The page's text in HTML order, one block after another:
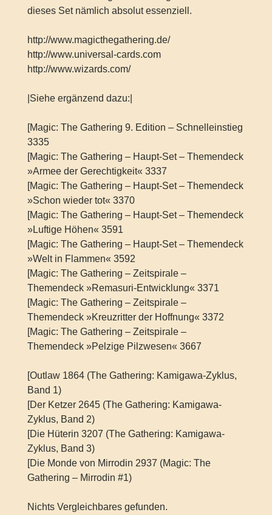
dieses Set nämlich absolut essenziell.
http://www.magicthegathering.de/
http://www.universal-cards.com
http://www.wizards.com/
|Siehe ergänzend dazu:|
[Magic: The Gathering 9. Edition – Schnelleinstieg
3335
[Magic: The Gathering – Haupt-Set – Themendeck
»Armee der Gerechtigkeit« 3337
[Magic: The Gathering – Haupt-Set – Themendeck
»Schon wieder tot« 3370
[Magic: The Gathering – Haupt-Set – Themendeck
»Luftige Höhen« 3591
[Magic: The Gathering – Haupt-Set – Themendeck
»Welt in Flammen« 3592
[Magic: The Gathering – Zeitspirale –
Themendeck »Remasuri-Entwicklung« 3371
[Magic: The Gathering – Zeitspirale –
Themendeck »Kreuzritter der Hoffnung« 3372
[Magic: The Gathering – Zeitspirale –
Themendeck »Pelzige Pilzwesen« 3667
[Outlaw 1864 (The Gathering: Kamigawa-Zyklus,
Band 1)
[Der Ketzer 2645 (The Gathering: Kamigawa-
Zyklus, Band 2)
[Die Hüterin 3207 (The Gathering: Kamigawa-
Zyklus, Band 3)
[Die Monde von Mirrodin 2937 (Magic: The
Gathering – Mirrodin #1)
Nichts Vergleichbares gefunden.